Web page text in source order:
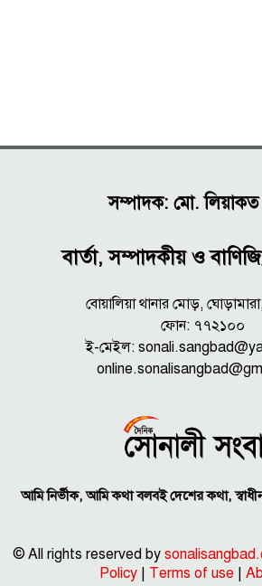
সম্পাদক: মো.
বার্তা, সম্পাদকীয় ও
বোয়ালিয়া থানার মোড়,
ফোন: ৭৭২১০০
ই-মেইল:
আমি নির্ভীক, আমি কথা বলবই দেশের কথা,
© All rights reserved by
Policy| Terms of use |